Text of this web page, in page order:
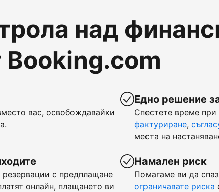
над
вас, освобождавайки
резервации с предплащане
онлайн, плащането ви
Едно решение
Спестете време при
фактуриране,
места на
Намален риск
Помагаме ви да
ограничавате риска